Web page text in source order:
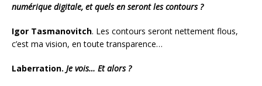
numérique digitale, et quels en seront les contours ?
Igor Tasmanovitch. Les contours seront nettement flous,
c’est ma vision, en toute transparence…
Laberration. Je vois… Et alors ?